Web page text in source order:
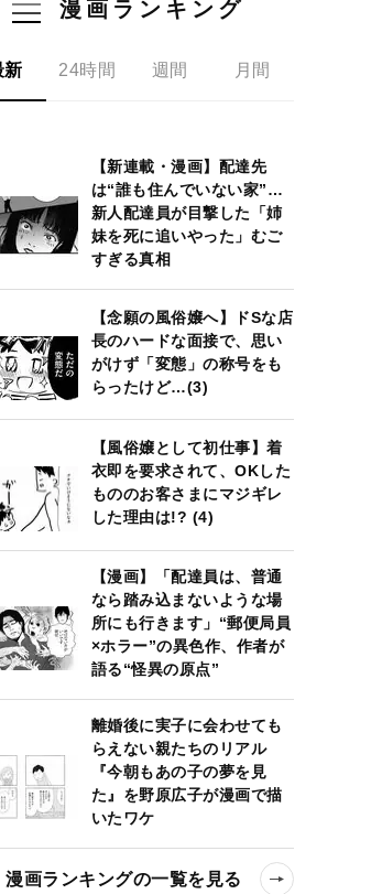
漫画ランキング
新 24時間 週間 月間
【新連載・漫画】配達先
は“誰も住んでいない家”…
新人配達員が目撃した「姉
妹を死に追いやった」むご
すぎる真相
【念願の風俗嬢へ】ドSな店
長のハードな面接で、思い
がけず「変態」の称号をも
らったけど…(3)
【風俗嬢として初仕事】着
衣即を要求されて、OKした
もののお客さまにマジギレ
した理由は!? (4)
【漫画】「配達員は、普通
なら踏み込まないような場
所にも行きます」“郵便局員
×ホラー”の異色作、作者が
語る“怪異の原点”
離婚後に実子に会わせても
らえない親たちのリアル
『今朝もあの子の夢を見
た』を野原広子が漫画で描
いたワケ
漫画ランキングの一覧を見る